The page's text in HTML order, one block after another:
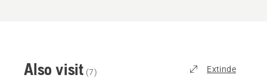
Also visit (7) Extinde